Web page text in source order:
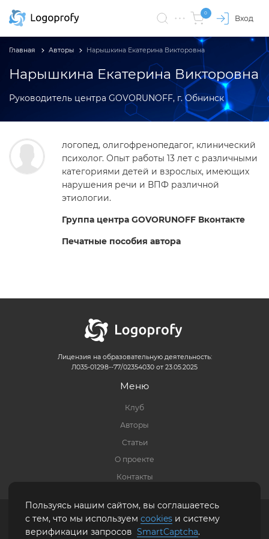
0
Вход
Нарышкина Екатерина Викторовна
Руководитель центра GOVORUNOFF, г. Обнинск
Главная Авторы Нарышкина Екатерина Викторовна
логопед, олигофренопедагог, клинический
психолог. Опыт работы 13 лет с различными
категориями детей и взрослых, имеющих
нарушения речи и ВПФ различной
этиологии.
Группа центра GOVORUNOFF Вконтакте
Печатные пособия автора
Лицензия на образовательную деятельность:
Л035-01298--77/02354030 от 23.05.2025
Меню
Клуб
Авторы
Статьи
О проекте
Контакты
Правовая информация |Политика обработки персональных данных
сайта
Пользуясь нашим сайтом, вы соглашаетесь
с тем, что мы используем cookies и систему
верификации запросов SmartCaptcha.